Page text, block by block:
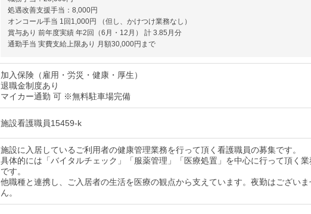
処遇改善支援手当：8,000円
オンコール手当 1回1,000円 （但し、かけつけ業務なし）
賞与あり 前年度実績 年2回（6月・12月） 計 3.85月分
通勤手当 実費支給上限あり 月額30,000円まで
加入保険（雇用・労災・健康・厚生）
退職金制度あり
マイカー通勤 可 ※無料駐車場完備
施設看護職員15459-k
施設に入居しているご利用者の健康管理業務を行って頂く看護職員の募集です。
具体的には「バイタルチェック」「服薬管理」「医療処置」を中心に行って頂く業
です。
他職種と連携し、ご入居者の生活を医療の観点から支えています。夜勤はございま
ん。